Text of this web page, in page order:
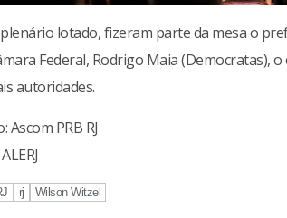
lotado, fizeram parte da mesa o
Federal, Rodrigo Maia (Democratas),
autoridades.
Ascom PRB RJ
rj Wilson Witzel